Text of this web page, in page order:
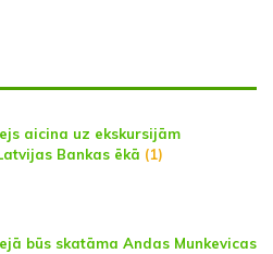
aicina uz ekskursijām
Bankas ēkā (1)
būs skatāma Andas Munkevicas